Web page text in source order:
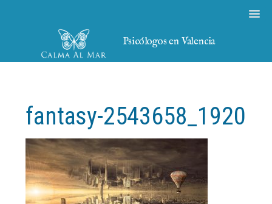
Psicólogos en Valencia
fantasy-2543658_1920